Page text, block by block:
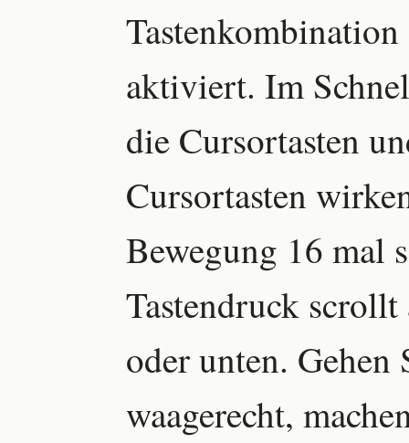
Tastenkombination
aktiviert. Im
die Cursortasten
Cursortasten
Bewegung 16 mal
Tastendruck
oder unten.
waagerecht,